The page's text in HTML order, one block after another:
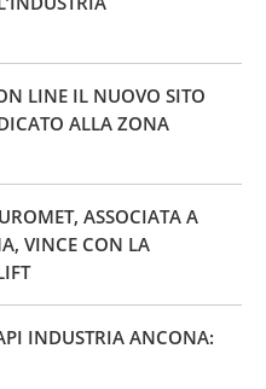
LINE IL NUOVO SITO
ALLA ZONA
ASSOCIATA A
VINCE CON LA
INDUSTRIA ANCONA: